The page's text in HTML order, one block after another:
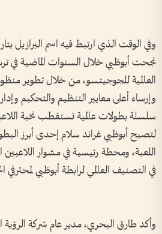
وفي الوقت الذي ارتبط فيه اسم البرازيل
نجحت أبوظبي خلال السنوات الماضية في
العالمية للجوجيتسو، من خلال تطوير
وإرساء أعلى معايير التنظيم والتحكيم
سلسلة بطولات عالمية تستقطب نخبة
لتصبح أبوظبي غراند سلام إحدى أبرز
اللعبة، ومحطة رئيسية في مشوار
في التصنيف العالمي لرابطة أبوظبي
وأكد طارق البحري، مدير عام شركة الرؤية